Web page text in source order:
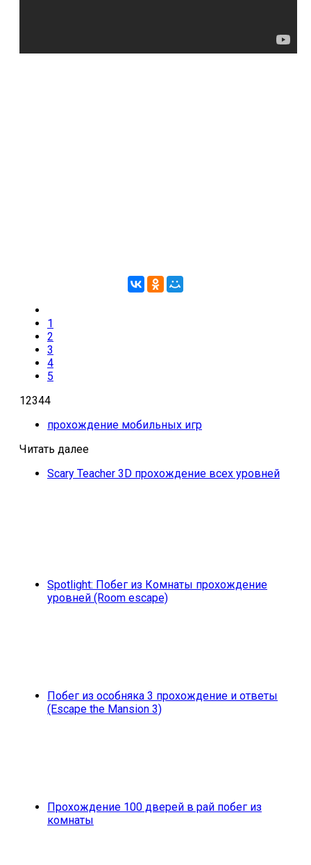
1
2
3
4
5
12344
прохождение мобильных игр
Читать далее
Scary Teacher 3D прохождение всех уровней
Spotlight: Побег из Комнаты прохождение
уровней (Room escape)
Побег из особняка 3 прохождение и ответы
(Escape the Mansion 3)
Прохождение 100 дверей в рай побег из
комнаты